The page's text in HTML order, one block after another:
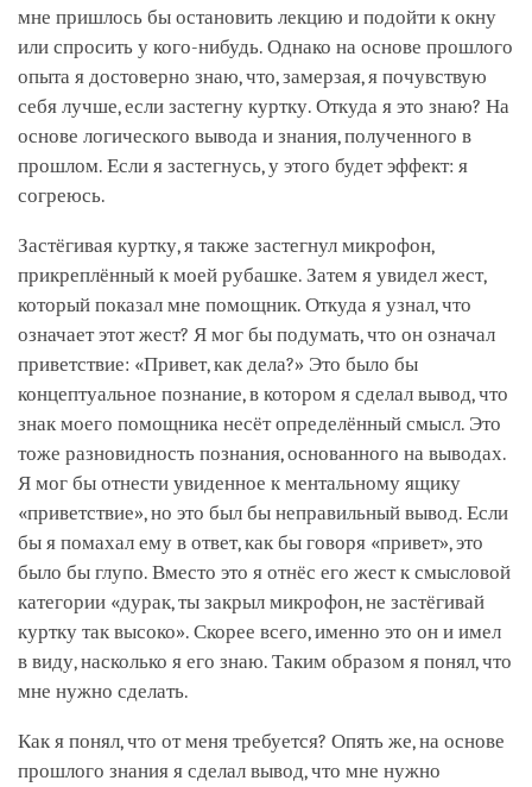
мне пришлось бы остановить лекцию и подойти к окну
или спросить у кого-нибудь. Однако на основе прошлого
опыта я достоверно знаю, что, замерзая, я почувствую
себя лучше, если застегну куртку. Откуда я это знаю? На
основе логического вывода и знания, полученного в
прошлом. Если я застегнусь, у этого будет эффект: я
согреюсь.
Застёгивая куртку, я также застегнул микрофон,
прикреплённый к моей рубашке. Затем я увидел жест,
который показал мне помощник. Откуда я узнал, что
означает этот жест? Я мог бы подумать, что он означал
приветствие: «Привет, как дела?» Это было бы
концептуальное познание, в котором я сделал вывод, что
знак моего помощника несёт определённый смысл. Это
тоже разновидность познания, основанного на выводах.
Я мог бы отнести увиденное к ментальному ящику
«приветствие», но это был бы неправильный вывод. Если
бы я помахал ему в ответ, как бы говоря «привет», это
было бы глупо. Вместо это я отнёс его жест к смысловой
категории «дурак, ты закрыл микрофон, не застёгивай
куртку так высоко». Скорее всего, именно это он и имел
в виду, насколько я его знаю. Таким образом я понял, что
мне нужно сделать.
Как я понял, что от меня требуется? Опять же, на основе
прошлого знания я сделал вывод, что мне нужно